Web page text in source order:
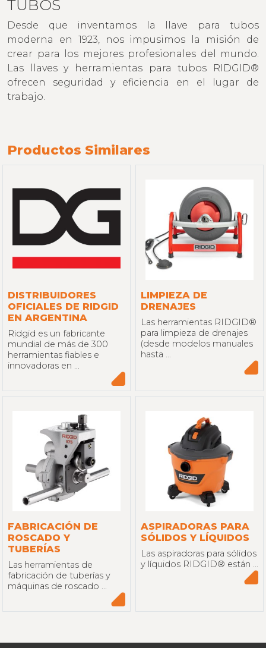
TUBOS
Desde que inventamos la llave para tubos
moderna en 1923, nos impusimos la misión de
crear para los mejores profesionales del mundo.
Las llaves y herramientas para tubos RIDGID®
ofrecen seguridad y eficiencia en el lugar de
trabajo.
Productos Similares
DISTRIBUIDORES
OFICIALES DE RIDGID
EN ARGENTINA
Ridgid es un fabricante
mundial de más de 300
herramientas fiables e
innovadoras en ...
LIMPIEZA DE
DRENAJES
Las herramientas RIDGID®
para limpieza de drenajes
(desde modelos manuales
hasta ...
FABRICACIÓN DE
ROSCADO Y
TUBERÍAS
Las herramientas de
fabricación de tuberías y
máquinas de roscado ...
ASPIRADORAS PARA
SÓLIDOS Y LÍQUIDOS
Las aspiradoras para sólidos
y líquidos RIDGID® están ...